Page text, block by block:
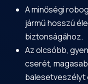
A minőségi
jármű hosszú
biztonságához.
Az olcsóbb,
cserét,
balesetveszélyt